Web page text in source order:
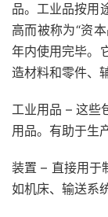
品。工业品按用
高而被称为“资
年内使用完毕。
造材料和零件、
工业用品 – 这些
用品。有助于生
装置 – 直接用于
如机床、输送系